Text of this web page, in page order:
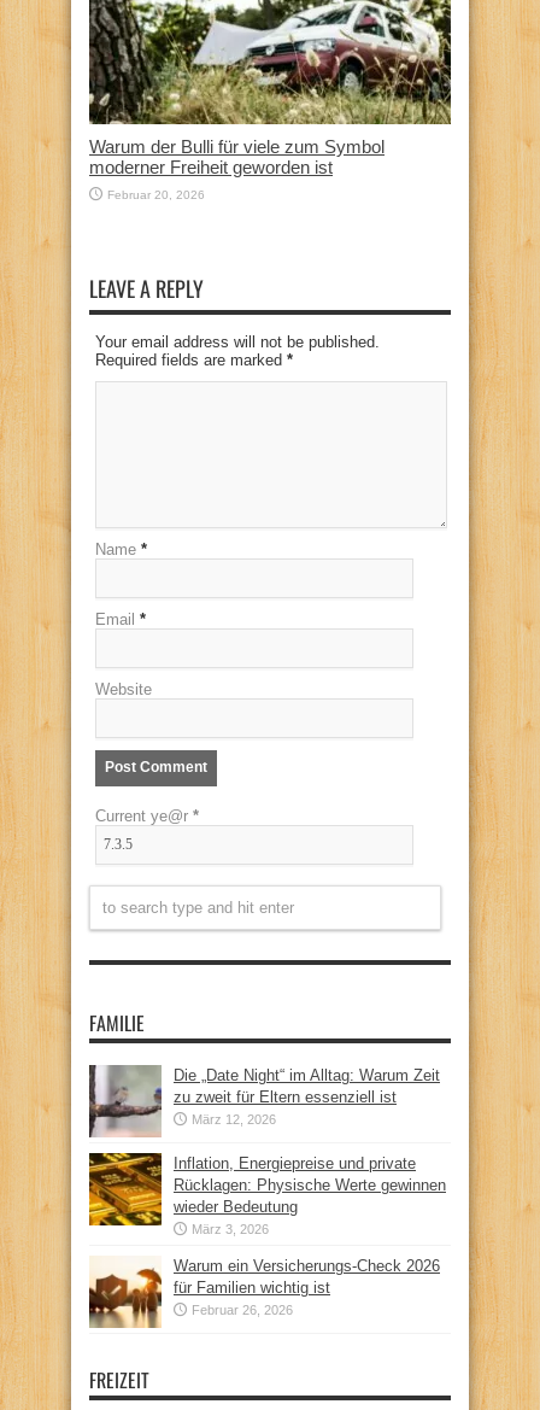
Warum der Bulli für viele zum Symbol
moderner Freiheit geworden ist
Februar 20, 2026
LEAVE A REPLY
Your email address will not be published.
Required fields are marked *
Name *
Email *
Website
Current ye@r *
FAMILIE
Die „Date Night“ im Alltag: Warum Zeit
zu zweit für Eltern essenziell ist
März 12, 2026
Inflation, Energiepreise und private
Rücklagen: Physische Werte gewinnen
wieder Bedeutung
März 3, 2026
Warum ein Versicherungs-Check 2026
für Familien wichtig ist
Februar 26, 2026
FREIZEIT